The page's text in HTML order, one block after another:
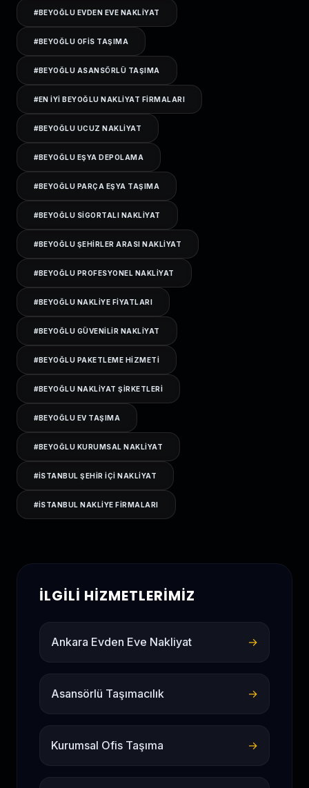
#BEYOĞLU EVDEN EVE NAKLIYAT
#BEYOĞLU OFIS TAŞIMA
#BEYOĞLU ASANSÖRLÜ TAŞIMA
#EN IYI BEYOĞLU NAKLIYAT FIRMALARI
#BEYOĞLU UCUZ NAKLIYAT
#BEYOĞLU EŞYA DEPOLAMA
#BEYOĞLU PARÇA EŞYA TAŞIMA
#BEYOĞLU SIGORTALI NAKLIYAT
#BEYOĞLU ŞEHIRLER ARASI NAKLIYAT
#BEYOĞLU PROFESYONEL NAKLIYAT
#BEYOĞLU NAKLIYE FIYATLARI
#BEYOĞLU GÜVENILIR NAKLIYAT
#BEYOĞLU PAKETLEME HIZMETI
#BEYOĞLU NAKLIYAT ŞIRKETLERI
#BEYOĞLU EV TAŞIMA
#BEYOĞLU KURUMSAL NAKLIYAT
#ISTANBUL ŞEHIR IÇI NAKLIYAT
#ISTANBUL NAKLIYE FIRMALARI
İLGILI HIZMETLERIMIZ
Ankara Evden Eve Nakliyat →
Asansörlü Taşımacılık →
Kurumsal Ofis Taşıma →